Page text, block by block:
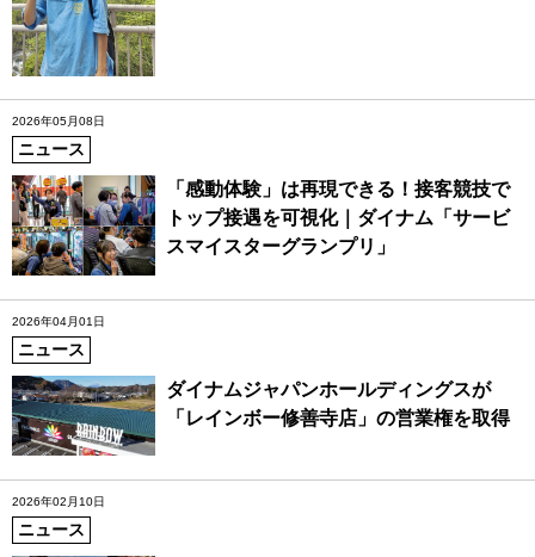
2026年05月08日
ニュース
「感動体験」は再現できる！接客競技で
トップ接遇を可視化｜ダイナム「サービ
スマイスターグランプリ」
2026年04月01日
ニュース
ダイナムジャパンホールディングスが
「レインボー修善寺店」の営業権を取得
2026年02月10日
ニュース